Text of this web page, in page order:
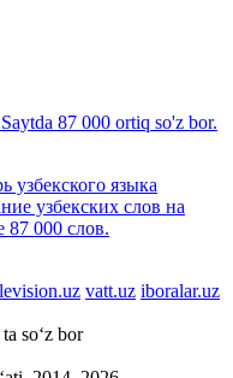
87 000 ortiq so'z bor.
языка
узбекских слов на
87 000 слов.
vatt.uz iboralar.uz
ta so‘z bor